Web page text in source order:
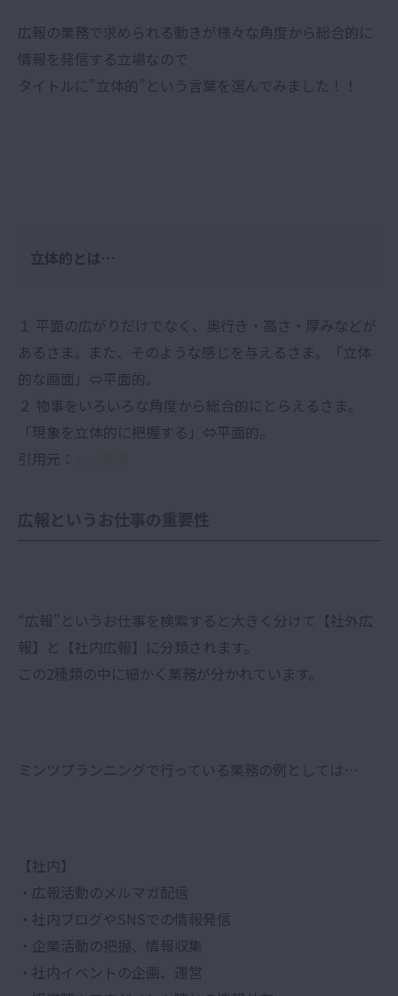
広報の業務で求められる動きが様々な角度から総合的に
情報を発信する立場なので
タイトルに”立体的”という言葉を選んでみました！！
立体的とは…
１ 平面の広がりだけでなく、奥行き・高さ・厚みなどが
あるさま。また、そのような感じを与えるさま。「立体
的な画面」⇔平面的。
２ 物事をいろいろな角度から総合的にとらえるさま。
「現象を立体的に把握する」⇔平面的。
引用元：
“広報”というお仕事を検索すると大きく分けて【社外広
報】と【社内広報】に分類されます。
この2種類の中に細かく業務が分かれています。
ミンツプランニングで行っている業務の例としては…
【社内】
・広報活動のメルマガ配信
・社内ブログやSNSでの情報発信
・企業活動の把握、情報収集
・社内イベントの企画、運営